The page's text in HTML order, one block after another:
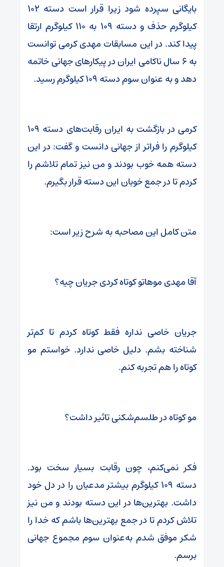
بایگانی سپرده شود زیرا قرار است دسته ۱۰۲
کیلوگرم حذف و دسته ۱۰۹ به ۱۱۰ کیلوگرم ارتقا
پیدا کند. در این مسابقات مهدی کرمی توانست
به ۶ سال ناکامی ایران در پیکارهای جهانی خاتمه
دهد و به عنوان سوم دسته ۱۰۹ کیلوگرم رسید.
کرمی در بازگشت به ایران رقابت‌های دسته ۱۰۹
کیلوگرم را فراتر از جهانی دانست و گفت: در این
دسته همه خوب بودند و من نیز تمام تلاشم را
کردم تا در جمع خوبان این دسته قرار بگیرم.
متن کامل این مصاحبه به شرح زیر است:
آقا مهدی موهاتو کوتاه کردی جریان چیه؟
جریان خاصی نداره فقط کوتاه کردم تا کم‌تر
شناخته بشم. دلیل خاصی ندارد. خواستم مو
کوتاه را هم تجربه کنم.
مو کوتاه در طلسم‌شکنی تاثیر داشت؟
فکر نمی‌کنم، چون رقابت بسیار سخت بود.
دسته ۱۰۹ کیلوگرم بیشتر مدعیان را در دل خود
داشت. بهترین‌ها در این دسته بودند و من نیز
تلاش کردم تا در جمع بهترین‌ها باشم که خدا را
شکر موفق شدم به‌عنوان سوم مجموع جهانی
برسم.